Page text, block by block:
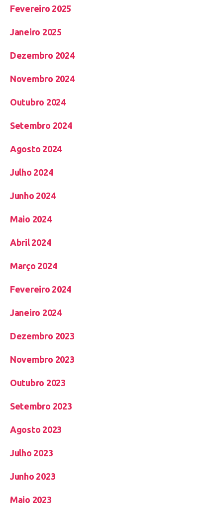
Fevereiro 2025
Janeiro 2025
Dezembro 2024
Novembro 2024
Outubro 2024
Setembro 2024
Agosto 2024
Julho 2024
Junho 2024
Maio 2024
Abril 2024
Março 2024
Fevereiro 2024
Janeiro 2024
Dezembro 2023
Novembro 2023
Outubro 2023
Setembro 2023
Agosto 2023
Julho 2023
Junho 2023
Maio 2023